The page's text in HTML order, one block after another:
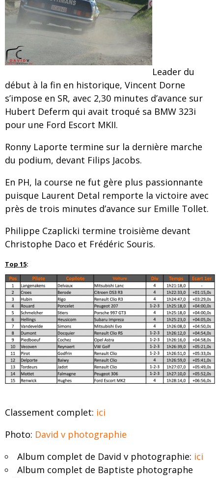
Leader du
début à la fin en historique, Vincent Dorne
s’impose en SR, avec 2,30 minutes d’avance sur
Hubert Deferm qui avait troqué sa BMW 323i
pour une Ford Escort MKII.
Ronny Laporte termine sur la dernière marche
du podium, devant Filips Jacobs.
En PH, la course ne fut gère plus passionnante
puisque Laurent Detal remporte la victoire avec
près de trois minutes d’avance sur Emille Tollet.
Philippe Czaplicki termine troisième devant
Christophe Daco et Frédéric Souris.
Top 15:
Classement complet: ici
Photo: David v photographie
Album complet de David v photographie: ici
Album complet de Baptiste photographe